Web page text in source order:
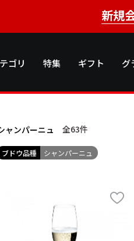
新規
ゴリ 特集 ギフト グ
ャンパーニュ 全63件
ブドウ品種 シャンパーニュ